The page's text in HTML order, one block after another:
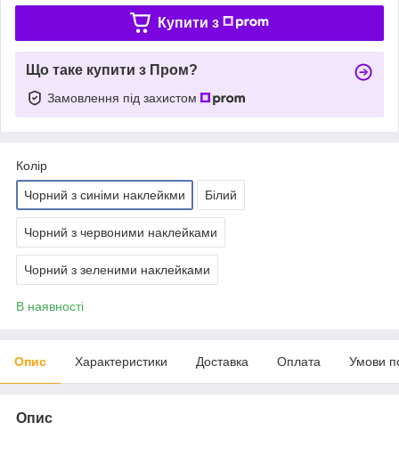
Купити з
Що таке купити з Пром?
Замовлення під захистом
Колір
Чорний з синіми наклейкми Білий
Чорний з червоними наклейками
Чорний з зеленими наклейками
В наявності
Опис Характеристики Доставка Оплата Умови
Опис